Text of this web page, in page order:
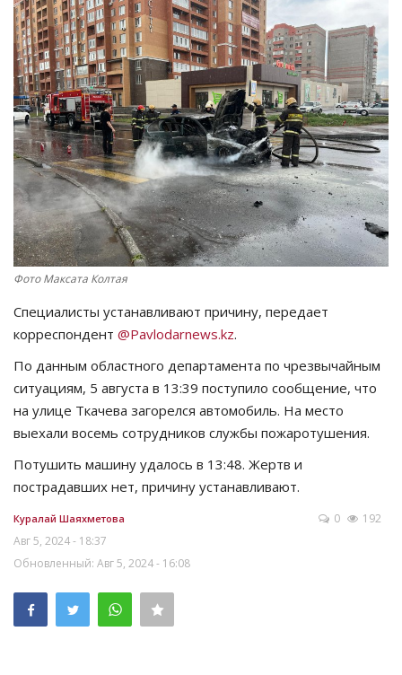
МИР
СПЕЦПРОЕКТЫ
СПОРТ
Чек-лист
РАЗВЛЕЧЕНИЯ
OFFICIAL
Курултай
Язык
Қазақша Русский
Фото Максата Колтая
Специалисты устанавливают причину, передает
корреспондент @Pavlodarnews.kz.
По данным областного департамента по чрезвычайным
ситуациям, 5 августа в 13:39 поступило сообщение, что
на улице Ткачева загорелся автомобиль. На место
выехали восемь сотрудников службы пожаротушения.
Потушить машину удалось в 13:48. Жертв и
пострадавших нет, причину устанавливают.
Куралай Шаяхметова
Авг 5, 2024 - 18:37
Обновленный: Авг 5, 2024 - 16:08
0 192